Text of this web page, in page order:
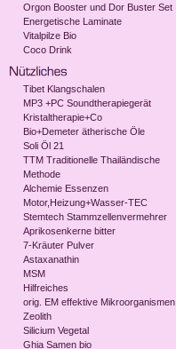
Orgon Booster und Dor Buster Set
Energetische Laminate
Vitalpilze Bio
Coco Drink
Tibet Klangschalen
MP3 +PC Soundtherapiegerät
Kristaltherapie+Co
Bio+Demeter ätherische Öle
Soli Öl 21
TTM Traditionelle Thailändische
Methode
Alchemie Essenzen
Motor,Heizung+Wasser-TEC
Stemtech Stammzellenvermehrer
Aprikosenkerne bitter
7-Kräuter Pulver
Astaxanathin
MSM
Hilfreiches
orig. EM effektive Mikroorganismen
Zeolith
Silicium Vegetal
Ghia Samen bio